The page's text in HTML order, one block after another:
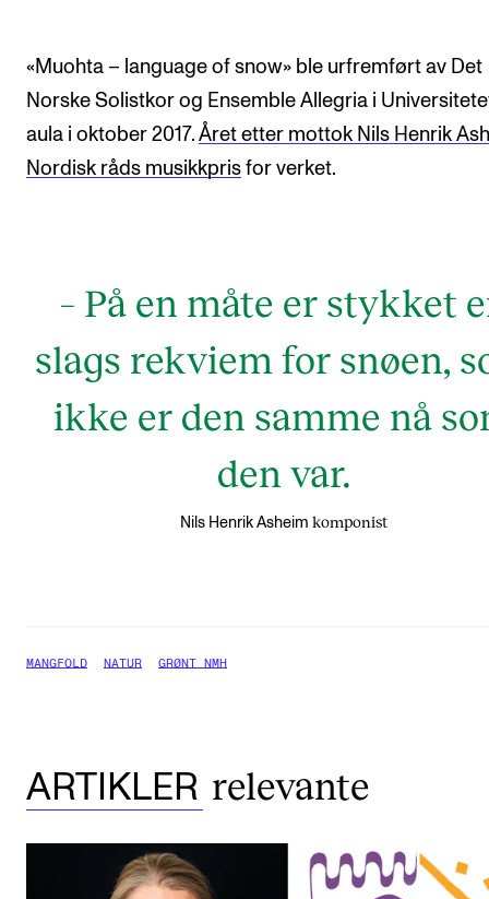
«Muohta – language of snow» ble urfremført av Det
Norske Solistkor og Ensemble Allegria i
aula i oktober 2017. Året etter mottok Nils Henrik
Nordisk råds musikkpris for verket.
– På en måte er stykket
slags rekviem for snøen,
ikke er den samme nå
den var.
Nils Henrik Asheim komponist
MANGFOLD NATUR GRØNT NMH
ARTIKLER relevante